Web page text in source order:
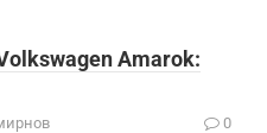
Amarok:
0